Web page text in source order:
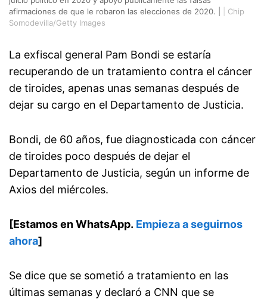
afirmaciones de que le robaron las elecciones de 2020. |
Chip
Somodevilla/Getty Images
La exfiscal general Pam Bondi se estaría
recuperando de un tratamiento contra el cáncer
de tiroides, apenas unas semanas después de
dejar su cargo en el Departamento de Justicia.
Bondi, de 60 años, fue diagnosticada con cáncer
de tiroides poco después de dejar el
Departamento de Justicia, según un informe de
Axios del miércoles.
[Estamos en WhatsApp. Empieza a seguirnos
ahora]
Se dice que se sometió a tratamiento en las
últimas semanas y declaró a CNN que se